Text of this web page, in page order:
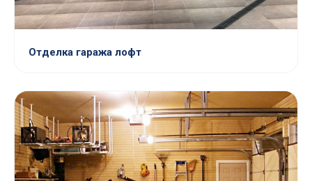
Отделка гаража лофт